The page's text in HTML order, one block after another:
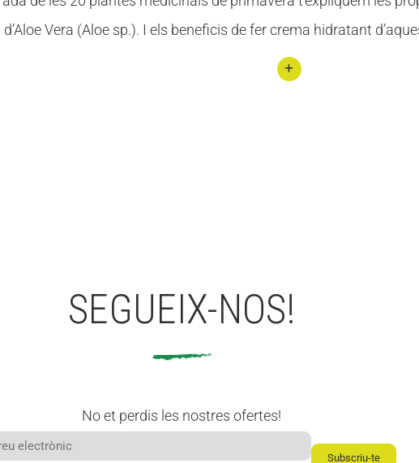
past
a de
dents
artes
Vera (Aloe sp.). I els beneficis de fer crema hidratant
tant
casa
SEGUEIX-NOS!
No et perdis les nostres ofertes!